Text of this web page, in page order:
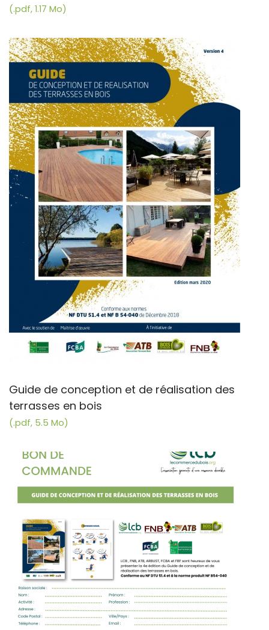
(.pdf, 1.17 Mo)
Guide de conception et de réalisation des
terrasses en bois
(.pdf, 5.5 Mo)